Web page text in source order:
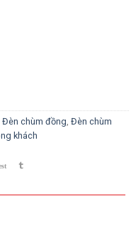
15B quantity
Đèn chùm đồng, Đèn chùm
khách